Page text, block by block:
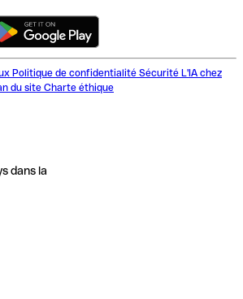
Politique de confidentialité Sécurité L'IA chez
du site Charte éthique
dans la